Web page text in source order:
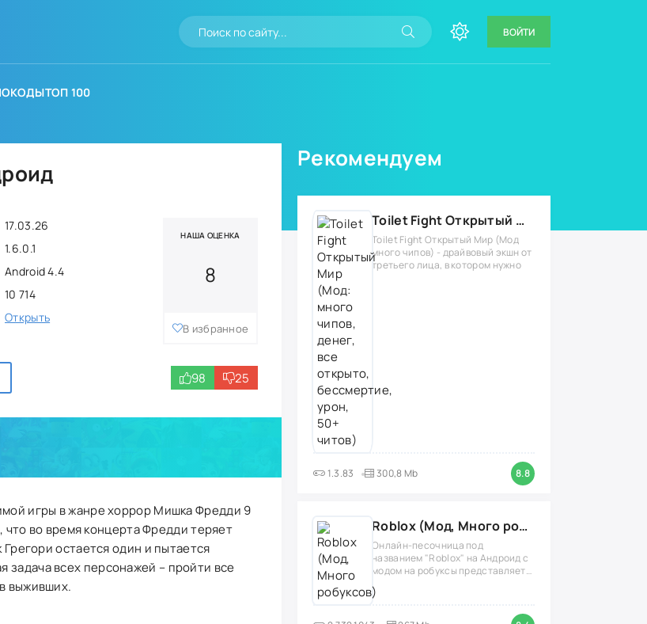
ВОЙТИ
ТОП 100
17.03.26
1.6.0.1
Android 4.4
10 714
Открыть
НАША ОЦЕНКА
8
В избранное
98 25
игры в жанре хоррор Мишка Фредди 9
во время концерта Фредди теряет
остается один и пытается
задача всех персонажей – пройти все
выживших.
Рекомендуем
Toilet Fight Открытый Мир (Мод: много чипов, денег, все открыто, бессмертие, урон, 50+ читов)
Toilet Fight Открытый Мир (Мод
много чипов) - драйвовый экшн от
третьего лица, в котором нужно
1.3.83 300,8 Mb 8.8
Roblox (Мод, Много робуксов)
Онлайн-песочница под
названием "Roblox" на Андроид с
модом на робуксы представляет
собой